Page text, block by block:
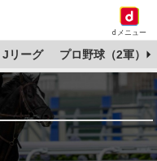
dメニュー
Jリーグ プロ野球（2軍）